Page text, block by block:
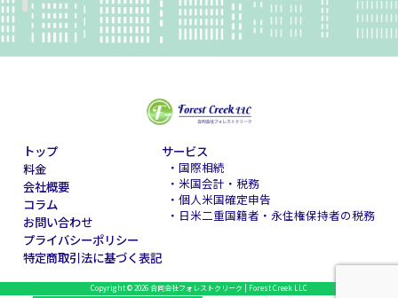
トップ
料金
会社概要
コラム
お問い合わせ
プライバシーポリシー
特定商取引法に基づく表記
サービス
・国際相続
・米国会計・税務
・個人米国確定申告
・日米二重国籍者・永住権保持者の税務
Copyright © 2026 合同会社フォレストクリーク | Forest Creek LLC